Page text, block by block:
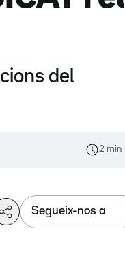
del
2 min
Segueix-nos a